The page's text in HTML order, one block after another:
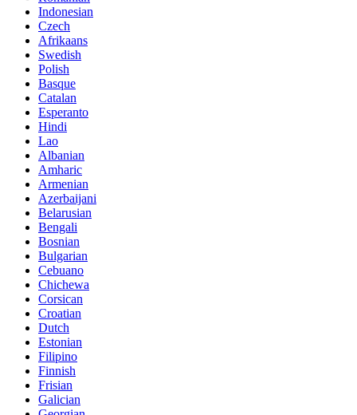
Indonesian
Czech
Afrikaans
Swedish
Polish
Basque
Catalan
Esperanto
Hindi
Lao
Albanian
Amharic
Armenian
Azerbaijani
Belarusian
Bengali
Bosnian
Bulgarian
Cebuano
Chichewa
Corsican
Croatian
Dutch
Estonian
Filipino
Finnish
Frisian
Galician